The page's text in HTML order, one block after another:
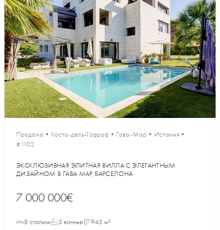
Продажа • Коста-дель-Гарраф • Гава-Мар • Испания •
#1102
ЭКСКЛЮЗИВНАЯ ЭЛИТНАЯ ВИЛЛА С ЭЛЕГАНТНЫМ
ДИЗАЙНОМ В ГАВА МАР, БАРСЕЛОНА
7 000 000€
8 спальни 5 ванные 945 м²